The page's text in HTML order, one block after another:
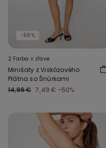
-50%
2 Farba v zľave
Minišaty z Viskózového
Plátna so Šnúrkami
14,99 € 7,49 € -50%